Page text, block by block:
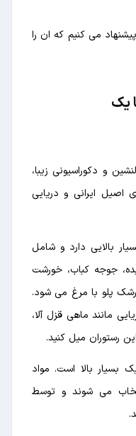
می کنیم که ان را
یک
و دکوراسیونی زیبا،
اصیل ایرانی و دریایی
بالایی دارد و شامل
جوجه کباب، خورشت
پلو با مرغ می شود.
مانند ماهی قزل آلا،
رستوران میل کنید.
بسیار بالا است. مواد
می شوند و توسط